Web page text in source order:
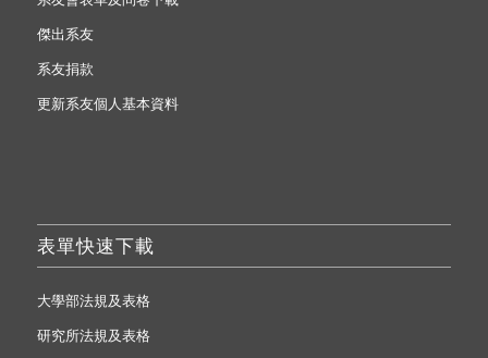
傑出系友
系友捐款
更新系友個人基本資料
表單快速下載
大學部法規及表格
研究所法規及表格